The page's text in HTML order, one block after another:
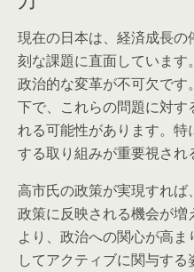
現在の日本は、経済成長
刻な課題に直面しています
政治的な変革が不可欠で
下で、これらの問題に対す
れる可能性があります。
する取り組みが重要視され
高市氏の政策が実現すれ
政策に反映される機会が
より、政治への関心が高
してアクティブに関与する